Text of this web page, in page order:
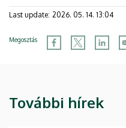
Last update: 2026. 05. 14. 13:04
Megosztás
További hírek